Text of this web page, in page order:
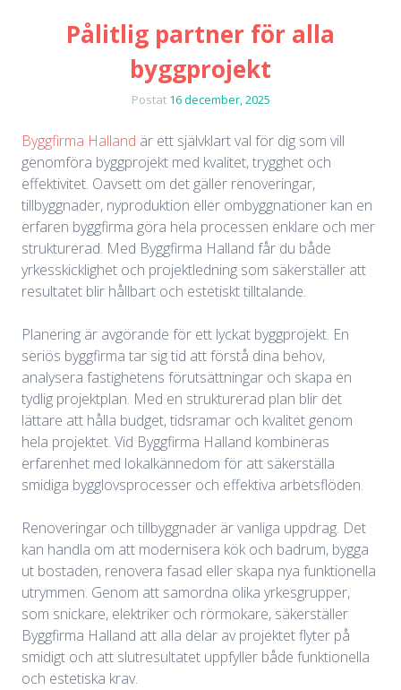
Pålitlig partner för alla
byggprojekt
Postat 16 december, 2025
Byggfirma Halland är ett självklart val för dig som vill
genomföra byggprojekt med kvalitet, trygghet och
effektivitet. Oavsett om det gäller renoveringar,
tillbyggnader, nyproduktion eller ombyggnationer kan en
erfaren byggfirma göra hela processen enklare och mer
strukturerad. Med Byggfirma Halland får du både
yrkesskicklighet och projektledning som säkerställer att
resultatet blir hållbart och estetiskt tilltalande.
Planering är avgörande för ett lyckat byggprojekt. En
seriös byggfirma tar sig tid att förstå dina behov,
analysera fastighetens förutsättningar och skapa en
tydlig projektplan. Med en strukturerad plan blir det
lättare att hålla budget, tidsramar och kvalitet genom
hela projektet. Vid Byggfirma Halland kombineras
erfarenhet med lokalkännedom för att säkerställa
smidiga bygglovsprocesser och effektiva arbetsflöden.
Renoveringar och tillbyggnader är vanliga uppdrag. Det
kan handla om att modernisera kök och badrum, bygga
ut bostaden, renovera fasad eller skapa nya funktionella
utrymmen. Genom att samordna olika yrkesgrupper,
som snickare, elektriker och rörmokare, säkerställer
Byggfirma Halland att alla delar av projektet flyter på
smidigt och att slutresultatet uppfyller både funktionella
och estetiska krav.